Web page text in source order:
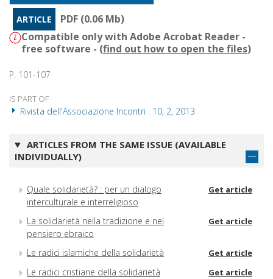
ARTICLE
PDF (0.06 Mb)
Compatible only with Adobe Acrobat Reader -
free software - (find out how to open the files)
P. 101-107
IS PART OF
Rivista dell'Associazione Incontri : 10, 2, 2013
ARTICLES FROM THE SAME ISSUE (AVAILABLE
INDIVIDUALLY)
Quale solidarietà? : per un dialogo
interculturale e interreligioso
Get article
La solidarietà nella tradizione e nel
pensiero ebraico
Get article
Le radici islamiche della solidarietà Get article
Le radici cristiane della solidarietà Get article